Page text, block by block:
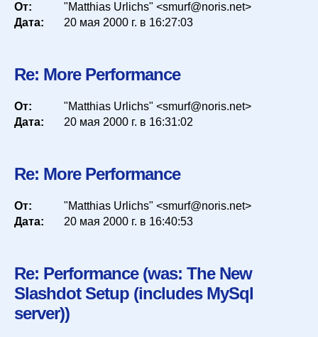
От:
"Matthias Urlichs" <smurf@noris.net>
Дата:
20 мая 2000 г. в 16:27:03
Re: More Performance
От:
"Matthias Urlichs" <smurf@noris.net>
Дата:
20 мая 2000 г. в 16:31:02
Re: More Performance
От:
"Matthias Urlichs" <smurf@noris.net>
Дата:
20 мая 2000 г. в 16:40:53
Re: Performance (was: The New
Slashdot Setup (includes MySql
server))